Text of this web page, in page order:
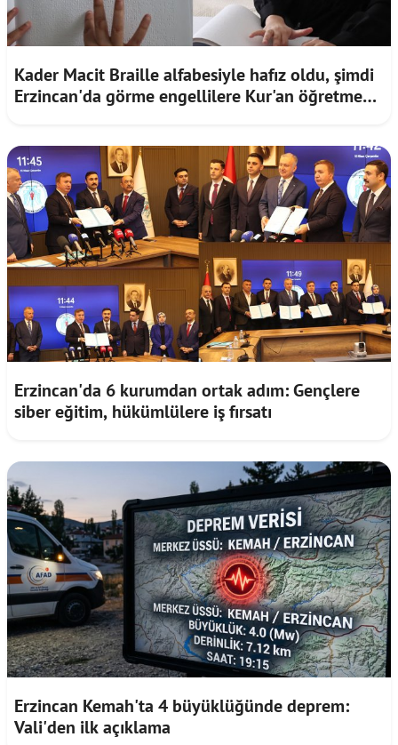
Kader Macit Braille alfabesiyle hafız oldu, şimdi
Erzincan'da görme engellilere Kur'an öğretmek
Erzincan'da 6 kurumdan ortak adım: Gençlere
siber eğitim, hükümlülere iş fırsatı
Erzincan Kemah'ta 4 büyüklüğünde deprem:
Vali'den ilk açıklama